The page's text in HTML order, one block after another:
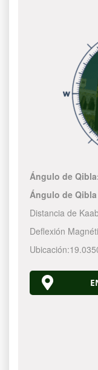
Ángulo de
Ángulo de
Distancia de
Deflexión
Ubicación: